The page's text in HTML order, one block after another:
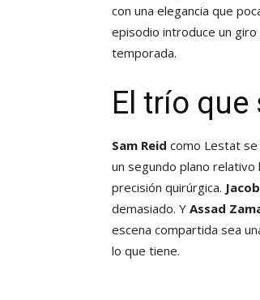
con una elegancia que
episodio introduce un
temporada.
El trío
Sam Reid como Lestat
un segundo plano
precisión quirúrgica.
demasiado. Y Assad
escena compartida sea
lo que tiene.